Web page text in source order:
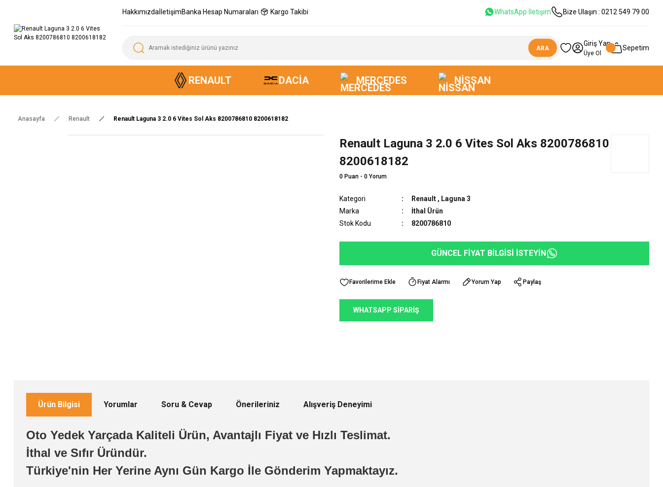
HakkımızdaİletişimBanka Hesap Numaraları Kargo Takibi WhatsApp İletişim Bize Ulaşın : 0212 549 79 00
ARA
Giriş Yap
Üye Ol
Sepetim
RENAULT DACIA MERCEDES NISSAN
Anasayfa Renault Renault Laguna 3 2.0 6 Vites Sol Aks 8200786810 8200618182
Renault Laguna 3 2.0 6 Vites Sol Aks 8200786810
8200618182
0 Puan - 0 Yorum
Kategori Renault , Laguna 3
Marka
İthal Ürün
Stok Kodu
8200786810
GÜNCEL FİYAT BİLGİSİ İSTEYİN
Fiyat Alarmı Yorum Yap Paylaş
WHATSAPP SİPARİŞ
Ürün Bilgisi Yorumlar Soru & Cevap Önerileriniz Alışveriş Deneyimi
Oto Yedek Yarçada Kaliteli Ürün, Avantajlı Fiyat ve Hızlı Teslimat.
İthal ve Sıfır Üründür.
Türkiye'nin Her Yerine Aynı Gün Kargo İle Gönderim Yapmaktayız.